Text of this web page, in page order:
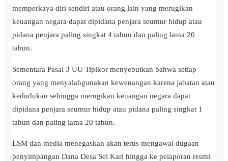
memperkaya diri sendiri atau orang lain yang merugikan
keuangan negara dapat dipidana penjara seumur hidup atau
pidana penjara paling singkat 4 tahun dan paling lama 20
tahun.
Sementara Pasal 3 UU Tipikor menyebutkan bahwa setiap
orang yang menyalahgunakan kewenangan karena jabatan atau
kedudukan sehingga merugikan keuangan negara dapat
dipidana penjara seumur hidup atau pidana paling singkat 1
tahun dan paling lama 20 tahun.
LSM dan media menegaskan akan terus mengawal dugaan
penyimpangan Dana Desa Sei Kari hingga ke pelaporan resmi